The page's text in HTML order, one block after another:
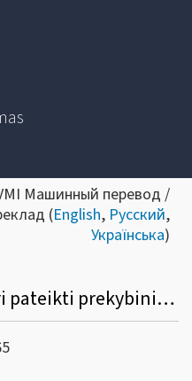
Машинный перевод /
(English, Русский,
Українська)
Ką užsienio keleivis turi pateikti prekybininkui prekių įsigijimo metu, norėdamas susigrąžinti PVM?